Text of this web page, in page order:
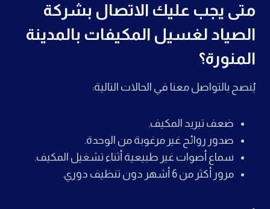
متى يجب عليك الاتصال بشركة
الصياد لغسيل المكيفات بالمدينة
المنورة؟
يُنصح بالتواصل معنا في الحالات التالية:
ضعف تبريد المكيف.
صدور روائح غير مرغوبة من الوحدة.
سماع أصوات غير طبيعية أثناء تشغيل المكيف.
مرور أكثر من 6 أشهر دون تنظيف دوري.